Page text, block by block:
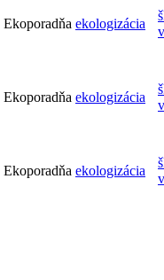
Ekoporadňa ekologizácia
Ekoporadňa ekologizácia
Ekoporadňa ekologizácia